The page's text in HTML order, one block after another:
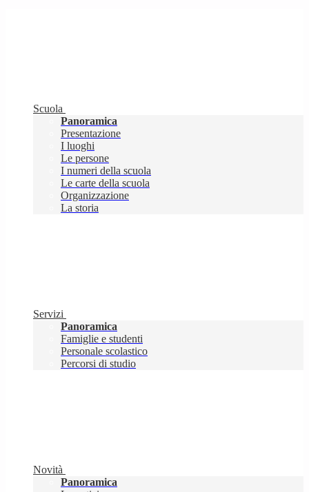
Scuola
Panoramica
Presentazione
I luoghi
Le persone
I numeri della scuola
Le carte della scuola
Organizzazione
La storia
Servizi
Panoramica
Famiglie e studenti
Personale scolastico
Percorsi di studio
Novità
Panoramica